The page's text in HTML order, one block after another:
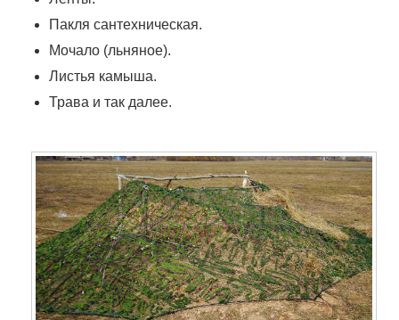
Пакля сантехническая.
Мочало (льняное).
Листья камыша.
Трава и так далее.